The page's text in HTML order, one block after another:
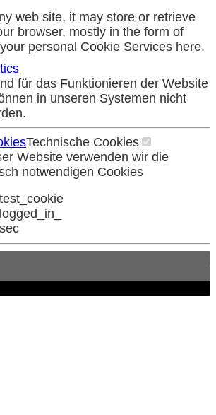
web site, it may store or retrieve
browser, mostly in the form of
personal Cookie Services here.
für das Funktionieren der Website
in unseren Systemen nicht
Technische Cookies
Website verwenden wir die
notwendigen Cookies